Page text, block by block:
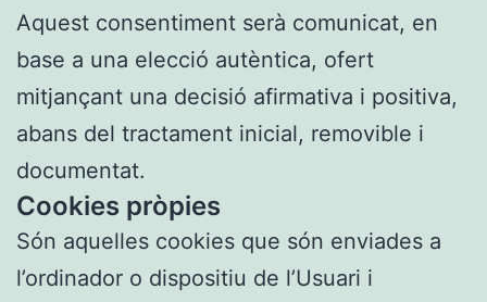
Aquest consentiment serà comunicat, en
base a una elecció autèntica, ofert
mitjançant una decisió afirmativa i positiva,
abans del tractament inicial, removible i
documentat.
Cookies pròpies
Són aquelles cookies que són enviades a
l’ordinador o dispositiu de l’Usuari i